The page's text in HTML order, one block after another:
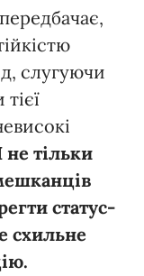
слугуючи
не тільки
статус-
схильне